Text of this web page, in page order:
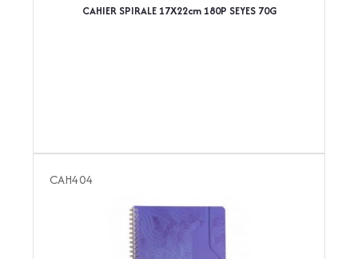
CAHIER SPIRALE 17X22cm 180P SEYES 70G
CAH404